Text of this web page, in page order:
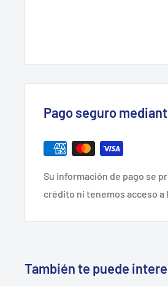
Pago seguro
Su información de pago se
crédito ni tenemos acceso
También te puede